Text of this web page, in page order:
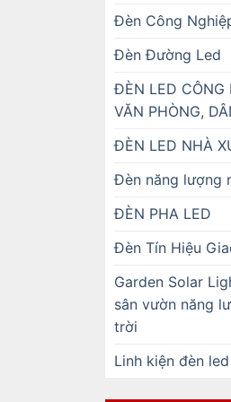
Đèn Công
Đèn Đường Led
ĐÈN LED CÔNG
VĂN PHÒNG,
ĐÈN LED NHÀ
Đèn năng lượng
ĐÈN PHA LED
Đèn Tín Hiệu
Garden Solar
sân vườn năng
trời
Linh kiện đèn led